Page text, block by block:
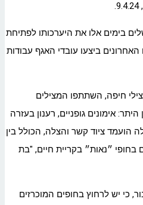
בימים אלו את היערכותו לפתיחת
ביצעו עובדי האגף עבודות
חיפה, השתתפו המצילים
אימונים גופניים, רענון בעזרה
הועמד ציוד קשר והצלה, הכולל בין
בחופי ״נאות״ בקריית חיים, "בת
כי יש לרחוץ בחופים המוכרזים